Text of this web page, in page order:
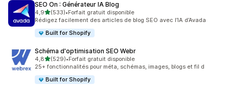
SEO On : Générateur IA Blog
4,9étoile(s) sur 5
(533)
533 avis au total
•Forfait gratuit disponible
Rédigez facilement des articles de blog SEO avec l’IA d’Avada
Built for Shopify
Schéma d'optimisation SEO Webr
4,8étoile(s) sur 5
(529)
529 avis au total
•Forfait gratuit disponible
25+ fonctionnalités pour méta, schémas, images, blogs et fil d
Built for Shopify